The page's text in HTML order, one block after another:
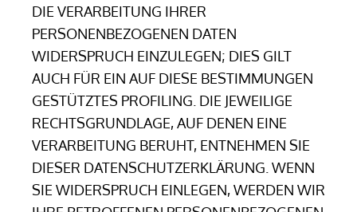
DIE VERARBEITUNG IHRER
PERSONENBEZOGENEN DATEN
WIDERSPRUCH EINZULEGEN; DIES GILT
AUCH FÜR EIN AUF DIESE BESTIMMUNGEN
GESTÜTZTES PROFILING. DIE JEWEILIGE
RECHTSGRUNDLAGE, AUF DENEN EINE
VERARBEITUNG BERUHT, ENTNEHMEN SIE
DIESER DATENSCHUTZERKLÄRUNG. WENN
SIE WIDERSPRUCH EINLEGEN, WERDEN WIR